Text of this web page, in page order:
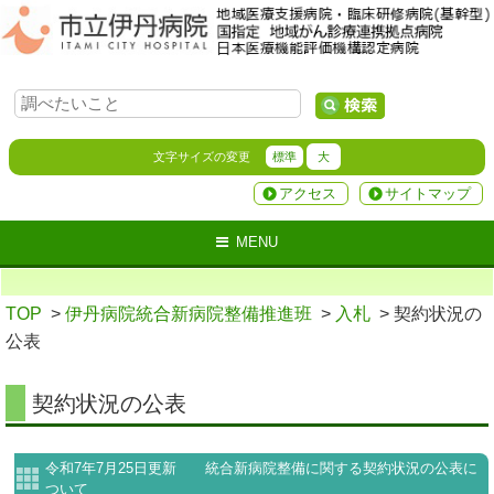
文字サイズの変更 標準 大
サイトマップ
アクセス
MENU
TOP > 伊丹病院統合新病院整備推進班 > 入札 > 契約状況の
公表
契約状況の公表
令和7年7月25日更新 統合新病院整備に関する契約状況の公表に
ついて